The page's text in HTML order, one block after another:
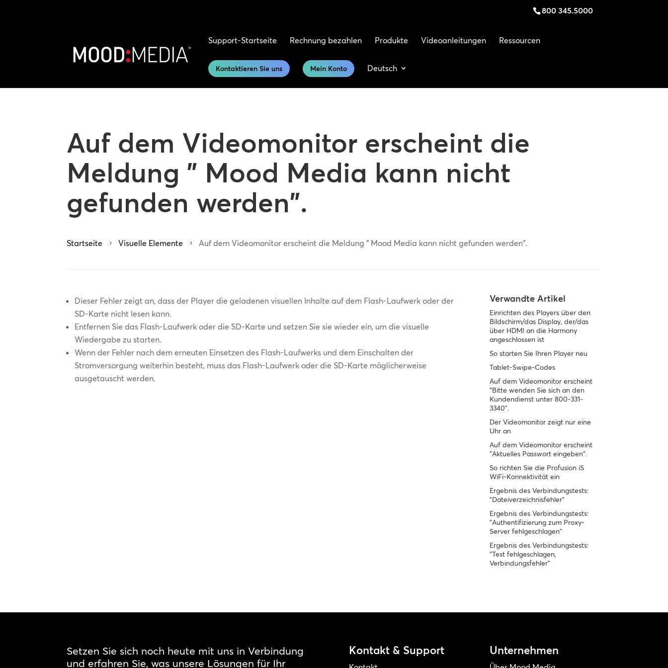
800 345.5000
Support-Startseite Rechnung bezahlen Produkte Videoanleitungen Ressourcen
Kontaktieren Sie uns Mein Konto Deutsch
Auf dem Videomonitor erscheint die
Meldung " Mood Media kann nicht
gefunden werden".
Startseite 5 Visuelle Elemente 5 Auf dem Videomonitor erscheint die Meldung " Mood Media kann nicht gefunden werden".
Dieser Fehler zeigt an, dass der Player die geladenen visuellen Inhalte auf dem Flash-Laufwerk oder der
SD-Karte nicht lesen kann.
Entfernen Sie das Flash-Laufwerk oder die SD-Karte und setzen Sie sie wieder ein, um die visuelle
Wiedergabe zu starten.
Wenn der Fehler nach dem erneuten Einsetzen des Flash-Laufwerks und dem Einschalten der
Stromversorgung weiterhin besteht, muss das Flash-Laufwerk oder die SD-Karte möglicherweise
ausgetauscht werden.
Verwandte Artikel
Einrichten des Players über den
Bildschirm/das Display, der/das
über HDMI an die Harmony
angeschlossen ist
So starten Sie Ihren Player neu
Tablet-Swipe-Codes
Auf dem Videomonitor erscheint
"Bitte wenden Sie sich an den
Kundendienst unter 800-331-
3340".
Der Videomonitor zeigt nur eine
Uhr an
Auf dem Videomonitor erscheint
"Aktuelles Passwort eingeben".
So richten Sie die Profusion iS
WiFi-Konnektivität ein
Ergebnis des Verbindungstests:
"Dateiverzeichnisfehler"
Ergebnis des Verbindungstests:
"Authentifizierung zum Proxy-
Server fehlgeschlagen"
Ergebnis des Verbindungstests:
"Test fehlgeschlagen,
Verbindungsfehler"
Setzen Sie sich noch heute mit uns in Verbindung
und erfahren Sie, was unsere Lösungen für Ihr
Kontakt & Support Unternehmen